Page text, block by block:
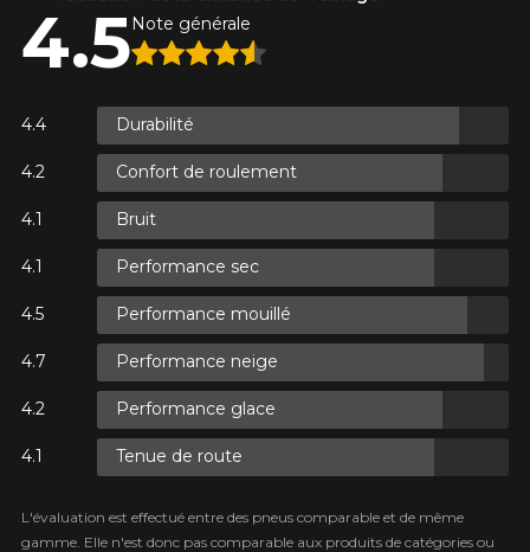
4.5Note générale
Durabilité
Confort de roulement
Bruit
Performance sec
Performance mouillé
Performance neige
Performance glace
Tenue de route
L'évaluation est effectué entre des pneus comparable et de même
gamme. Elle n'est donc pas comparable aux produits de catégories ou